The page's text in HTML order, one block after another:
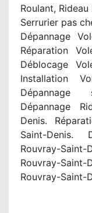
Roulant,
Serrurier pas
Dépannage
Réparation
Déblocage
Installation
Dépannage
Dépannage
Denis.
Saint-Denis.
Rouvray-
Rouvray-
Rouvray-Saint-